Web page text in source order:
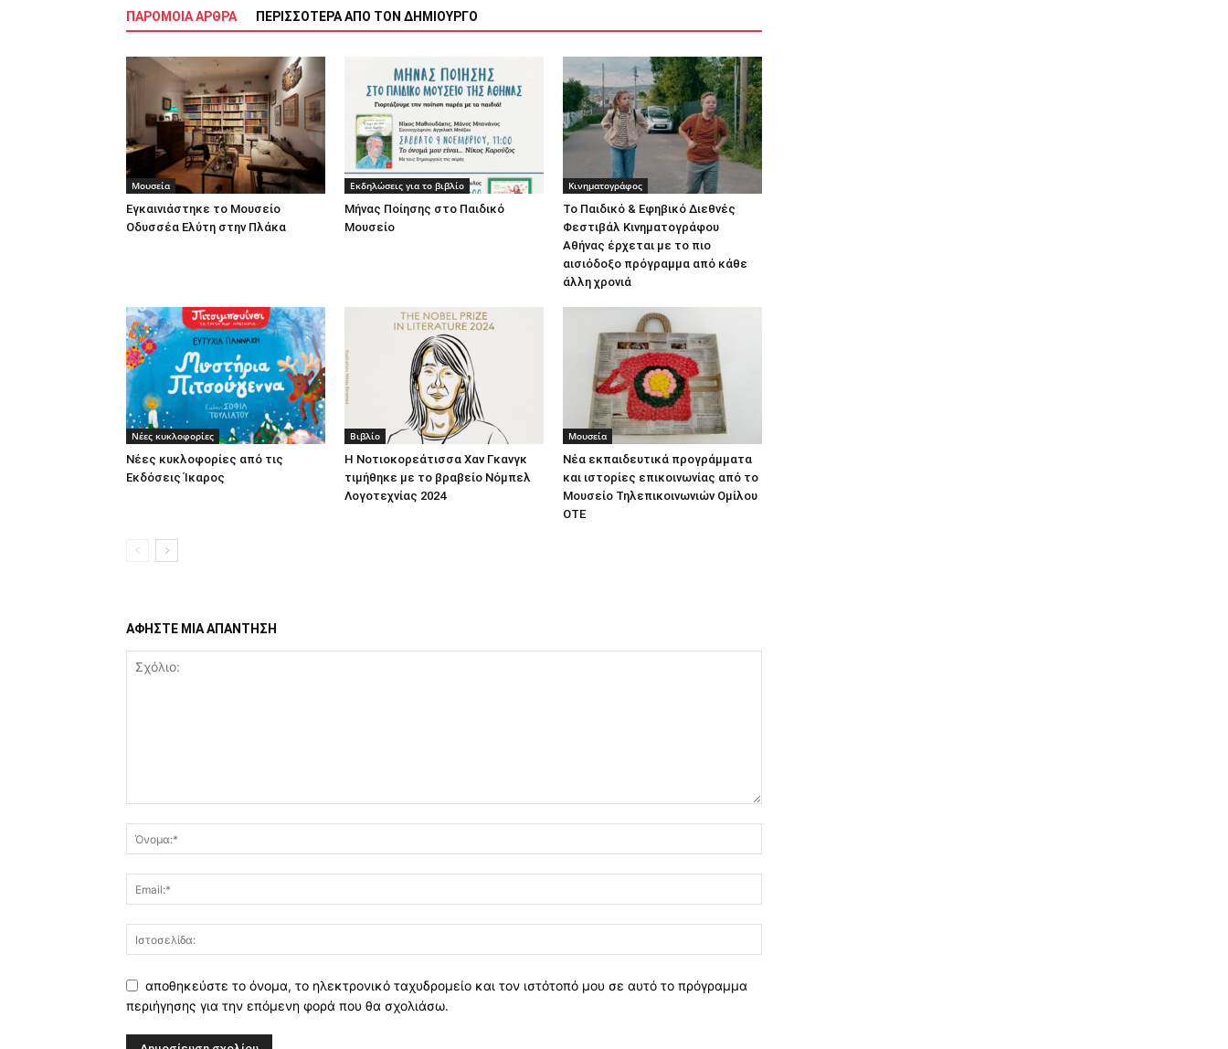
ΠΑΡΟΜΟΙΑ ΑΡΘΡΑ ΠΕΡΙΣΣΟΤΕΡΑ ΑΠΟ ΤΟΝ ΔΗΜΙΟΥΡΓΟ
Μουσεία
Εγκαινιάστηκε το Μουσείο
Οδυσσέα Ελύτη στην Πλάκα
Εκδηλώσεις για το βιβλίο
Μήνας Ποίησης στο Παιδικό
Μουσείο
Κινηματογράφος
Το Παιδικό & Εφηβικό Διεθνές
Φεστιβάλ Κινηματογράφου
Αθήνας έρχεται με το πιο
αισιόδοξο πρόγραμμα από κάθε
άλλη χρονιά
Νέες κυκλοφορίες
Νέες κυκλοφορίες από τις
Εκδόσεις Ίκαρος
Βιβλίο
Η Νοτιοκορεάτισσα Χαν Γκανγκ
τιμήθηκε με το βραβείο Νόμπελ
Λογοτεχνίας 2024
Μουσεία
Νέα εκπαιδευτικά προγράμματα
και ιστορίες επικοινωνίας από το
Μουσείο Τηλεπικοινωνιών Ομίλου
ΟΤΕ
ΑΦΗΣΤΕ ΜΙΑ ΑΠΑΝΤΗΣΗ
αποθηκεύστε το όνομα, το ηλεκτρονικό ταχυδρομείο και τον ιστότοπό μου σε αυτό το πρόγραμμα
περιήγησης για την επόμενη φορά που θα σχολιάσω.